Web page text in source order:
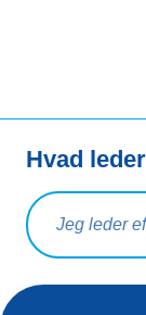
Hvad
Søg på